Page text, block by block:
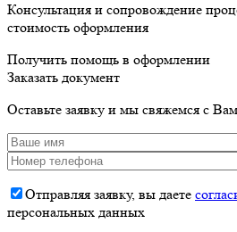
Консультация и сопровождение
стоимость оформления
Получить помощь в оформлении
Заказать документ
Оставьте заявку и мы свяжемся с
Отправляя заявку, вы даете
персональных данных